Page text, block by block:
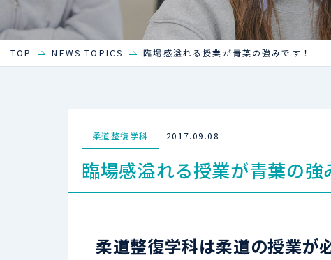
TOP NEWS TOPICS 臨場感溢れる授業が青葉の強みです！
柔道整復学科 2017.09.08
臨場感溢れる授業が青葉の強
柔道整復学科は柔道の授業が